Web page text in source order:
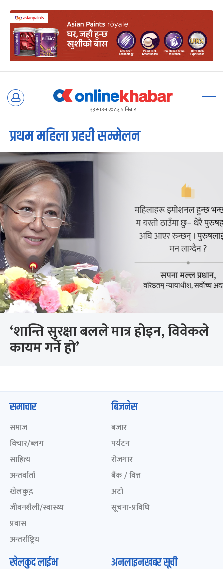
Skip
२३ साउन २०८३, शनिबार
प्रथम महिला प्रहरी सम्मेलन
‘शान्ति सुरक्षा बलले मात्र होइन, विवेकले
कायम गर्ने हो’
समाचार
समाज
विचार/ब्लग
साहित्य
अन्तर्वार्ता
खेलकुद़़
जीवनशैली/स्वास्थ्य
प्रवास
अन्तर्राष्ट्रिय
बिजनेस
बजार
पर्यटन
रोजगार
बैंक / वित्त
अटो
सूचना-प्रविधि
खेलकुद लाईभ अनलाइनखबर सूची